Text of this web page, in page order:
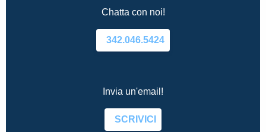
Chatta con noi!
342.046.5424
Invia un'email!
SCRIVICI